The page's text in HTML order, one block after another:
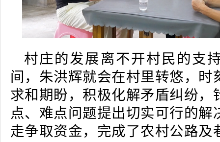
村庄的发展离不开村民的支
间，朱洪辉就会在村里转悠，时
求和期盼，积极化解矛盾纠纷，
点、难点问题提出切实可行的解
走争取资金，完成了农村公路及